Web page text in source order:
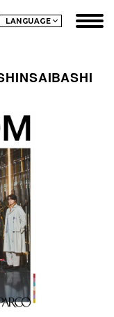
LANGUAGE